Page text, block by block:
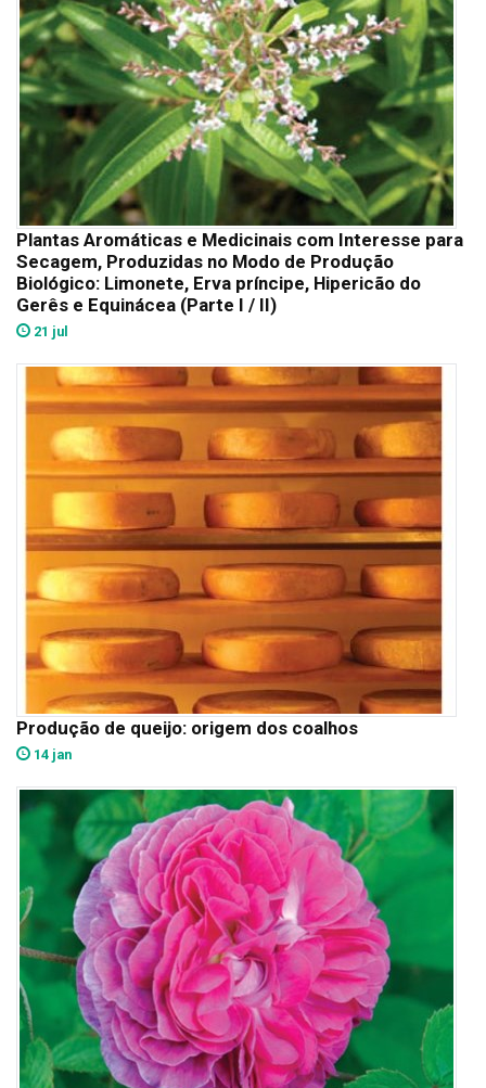
Plantas Aromáticas e Medicinais com Interesse para
Secagem, Produzidas no Modo de Produção
Biológico: Limonete, Erva príncipe, Hipericão do
Gerês e Equinácea (Parte I / II)
21 jul
Produção de queijo: origem dos coalhos
14 jan